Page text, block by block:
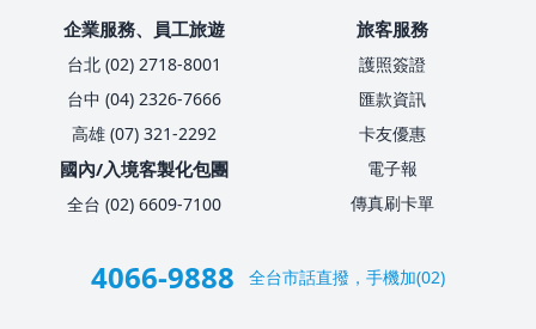
企業服務、員工旅遊
台北 (02) 2718-8001
台中 (04) 2326-7666
高雄 (07) 321-2292
國內/入境客製化包團
全台 (02) 6609-7100
旅客服務
護照簽證
匯款資訊
卡友優惠
電子報
傳真刷卡單
4066-9888 全台市話直撥，手機加(02)